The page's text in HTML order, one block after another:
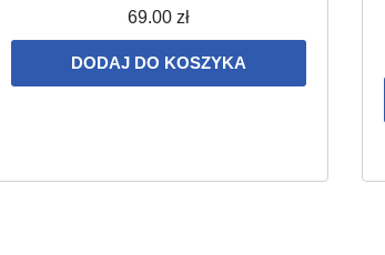
69.00 zł
DODAJ DO KOSZYKA